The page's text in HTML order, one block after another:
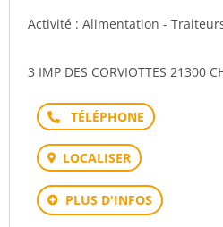
Activité : Alimentation -
3 IMP DES CORVIOTTES 21300
Téléphone
LOCALISER
PLUS D'INFOS